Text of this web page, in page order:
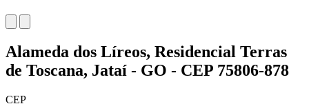
Alameda dos Líreos, Residencial Terras
de Toscana, Jataí - GO - CEP 75806-878
CEP